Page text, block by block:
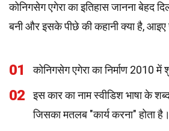
कोनिगसेग एगेरा का इतिहास जानना बेहद
बनी और इसके पीछे की कहानी क्या है, आइए
01 कोनिगसेग एगेरा का निर्माण 2010
02
इस कार का नाम स्वीडिश भाषा के
जिसका मतलब "कार्य करना" होता है।